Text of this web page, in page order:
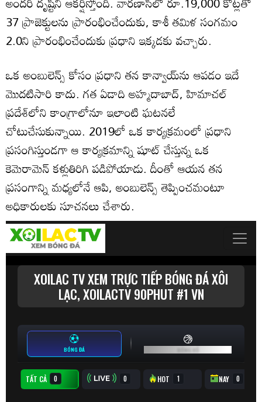
37 ప్రాజెక్టులను ప్రారంభించేందుకు, కాశీ తమిళ సంగమం
2.0ని ప్రారంభించేందుకు ప్రధాని ఇక్కడకు వచ్చారు.
ఒక అంబులెన్స్ కోసం ప్రధాని తన కాన్వాయ్‌ను ఆపడం ఇదే
మొదటిసారి కాదు. గత ఏడాది అహ్మదాబాద్, హిమాచల్
ప్రదేశ్‌లోని కాంగ్రాలోనూ ఇలాంటి ఘటనలే
చోటుచేసుకున్నాయి. 2019లో ఒక కార్యక్రమంలో ప్రధాని
ప్రసంగిస్తుండగా ఆ కార్యక్రమాన్ని షూట్ చేస్తున్న ఒక
కెమెరామెన్ కళ్లుతిరిగి పడిపోయాడు. దీంతో ఆయన తన
ప్రసంగాన్ని మధ్యలోనే ఆపి, అంబులెన్స్ తెప్పించమంటూ
అధికారులకు సూచనలు చేశారు.